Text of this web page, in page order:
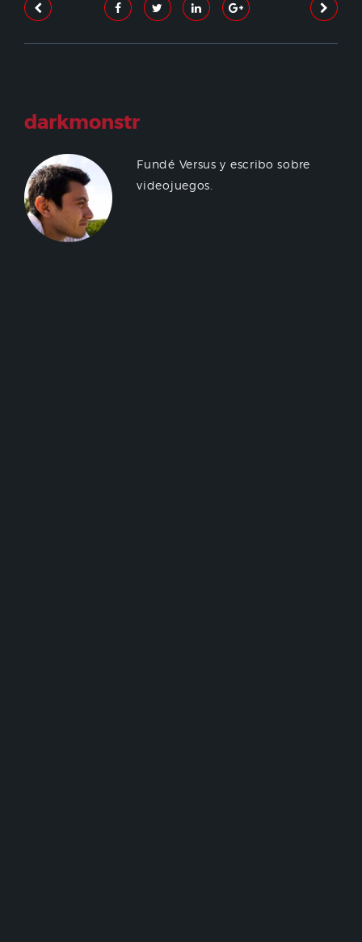
darkmonstr
Fundé Versus y escribo sobre
videojuegos.